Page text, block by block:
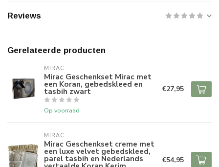
Reviews
Gerelateerde producten
MIRAC
Mirac Geschenkset Mirac met
een Koran, gebedskleed en
tasbih zwart
Op voorraad
€27,95
MIRAC
Mirac Geschenkset creme met
een luxe velvet gebedskleed,
parel tasbih en Nederlands €54,95